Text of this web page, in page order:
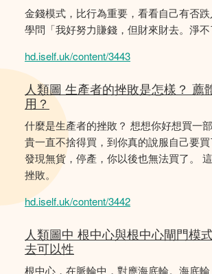
金錢模式，比行為重要，看看自己有否
學問「我好努力賺錢，但財來財去。淨不
hd.iself.uk/content/3443
人類圖 生產者的挫敗是怎樣？ 薦
用？
什麼是生產者的挫敗？ 想想你好想買一
貴一直不捨得買，到你真的說服自己要買
發現無貨，停產，你以後也無法買了。
挫敗。
hd.iself.uk/content/3442
人類圖中 根中心與根中心閘門模
去可以性
根中心，在脈輪中，對應海底輪。海底